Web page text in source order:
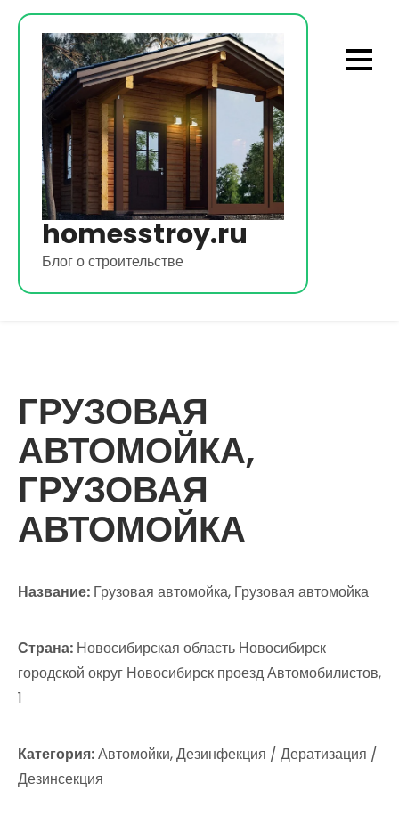
Перейти
содержимому
homesstroy.ru
Блог о строительстве
ГРУЗОВАЯ
АВТОМОЙКА,
ГРУЗОВАЯ
АВТОМОЙКА
Название: Грузовая автомойка, Грузовая автомойка
Страна: Новосибирская область Новосибирск
городской округ Новосибирск проезд Автомобилистов,
1
Категория:Автомойки, Дезинфекция / Дератизация /
Дезинсекция